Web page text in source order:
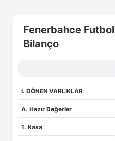
Fenerbahce Futbol
Bilanço
I. DÖNEN VARLIKLAR
A. Hazır Değerler
1. Kasa